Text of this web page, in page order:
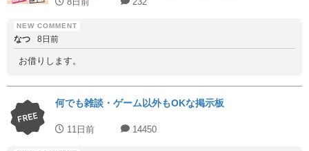
なつ 8日前
お借りします。
何でも雑談・ゲーム以外もOKな掲示板
11日前 14450